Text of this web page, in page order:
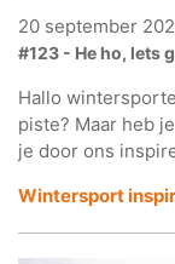
20 september
#123 - He ho, lets
Hallo
piste? Maar heb
je door ons
Wintersport